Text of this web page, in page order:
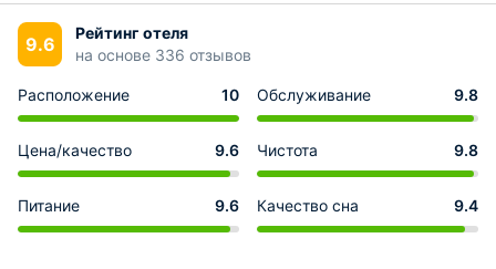
9.6
Рейтинг отеля
на основе 336 отзывов
Расположение 10 Обслуживание 9.8
Цена/качество 9.6 Чистота 9.8
Питание 9.6 Качество сна 9.4